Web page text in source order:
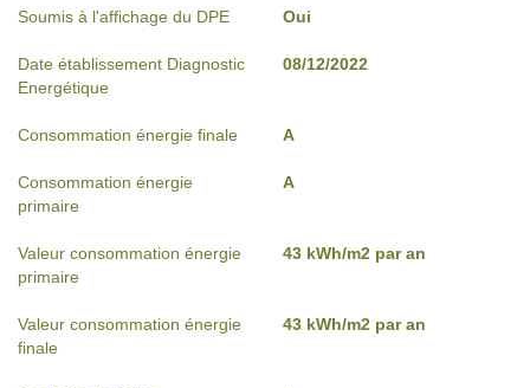
Soumis à l'affichage du DPE Oui
Date établissement Diagnostic
Energétique
08/12/2022
Consommation énergie finale A
Consommation énergie
primaire
A
Valeur consommation énergie
primaire
43 kWh/m2 par an
Valeur consommation énergie
finale
43 kWh/m2 par an